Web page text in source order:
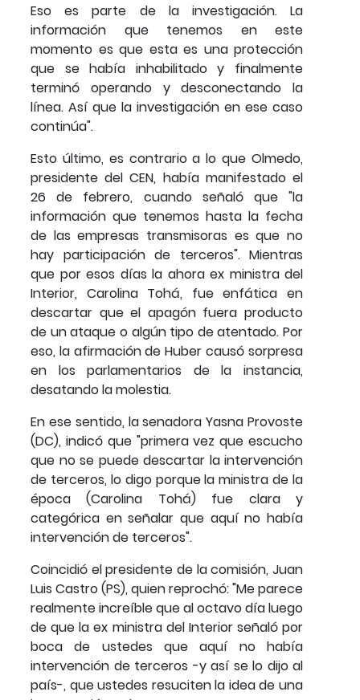
Eso es parte de la investigación. La
información que tenemos en este
momento es que esta es una protección
que se había inhabilitado y finalmente
terminó operando y desconectando la
línea. Así que la investigación en ese caso
continúa".
Esto último, es contrario a lo que Olmedo,
presidente del CEN, había manifestado el
26 de febrero, cuando señaló que "la
información que tenemos hasta la fecha
de las empresas transmisoras es que no
hay participación de terceros". Mientras
que por esos días la ahora ex ministra del
Interior, Carolina Tohá, fue enfática en
descartar que el apagón fuera producto
de un ataque o algún tipo de atentado. Por
eso, la afirmación de Huber causó sorpresa
en los parlamentarios de la instancia,
desatando la molestia.
En ese sentido, la senadora Yasna Provoste
(DC), indicó que "primera vez que escucho
que no se puede descartar la intervención
de terceros, lo digo porque la ministra de la
época (Carolina Tohá) fue clara y
categórica en señalar que aquí no había
intervención de terceros".
Coincidió el presidente de la comisión, Juan
Luis Castro (PS), quien reprochó: "Me parece
realmente increíble que al octavo día luego
de que la ex ministra del Interior señaló por
boca de ustedes que aquí no había
intervención de terceros -y así se lo dijo al
país-, que ustedes resuciten la idea de una